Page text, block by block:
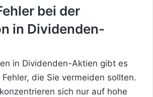
bei der
in Dividenden-
in Dividenden-Aktien gibt es
die Sie vermeiden sollten.
sich nur auf hohe